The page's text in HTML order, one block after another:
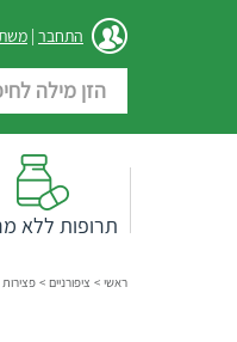
התחבר |
תרופות ללא
ראשי > ציפורניים > פצירות